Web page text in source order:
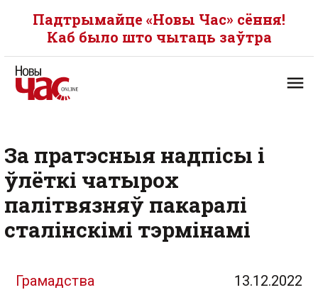
Падтрымайце «Новы Час» сёння!
Каб было што чытаць заўтра
За пратэсныя надпісы і
ўлёткі чатырох
палітвязняў пакаралі
сталінскімі тэрмінамі
Грамадства 13.12.2022